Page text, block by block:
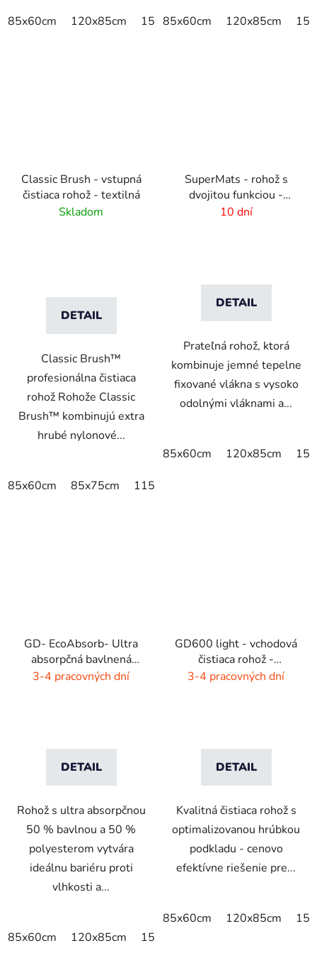
85x60cm 120x85cm 150x85cm 175x115cm
85x60cm 120x85cm
Classic Brush - vstupná
čistiaca rohož - textilná
Skladom
DETAIL
Classic Brush™
profesionálna čistiaca
rohož Rohože Classic
Brush™ kombinujú extra
hrubé nylonové...
85x60cm 85x75cm 115x85cm
SuperMats - rohož s
dvojitou funkciou -
zoškrabanie a utretie
10 dní
DETAIL
Prateľná rohož, ktorá
kombinuje jemné tepelne
fixované vlákna s vysoko
odolnými vláknami a...
85x60cm 120x85cm
GD- EcoAbsorb- Ultra
absorpčná bavlnená
rohož -sivý melír
3-4 pracovných dní
DETAIL
Rohož s ultra absorpčnou
50 % bavlnou a 50 %
polyesterom vytvára
ideálnu bariéru proti
vlhkosti a...
85x60cm 120x85cm 150x85cm
GD600 light - vchodová
čistiaca rohož -
interiér/exteriér
3-4 pracovných dní
DETAIL
Kvalitná čistiaca rohož s
optimalizovanou hrúbkou
podkladu - cenovo
efektívne riešenie pre...
85x60cm 120x85cm